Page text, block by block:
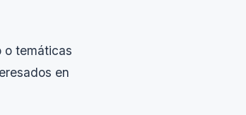
o temáticas
en